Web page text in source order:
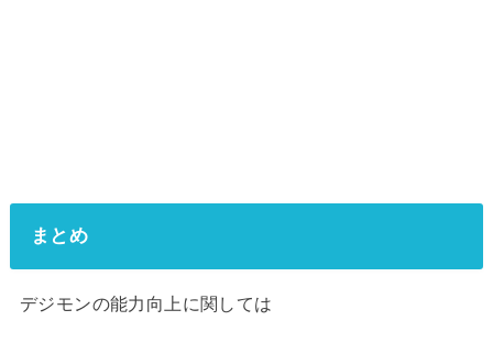
まとめ
デジモンの能力向上に関しては